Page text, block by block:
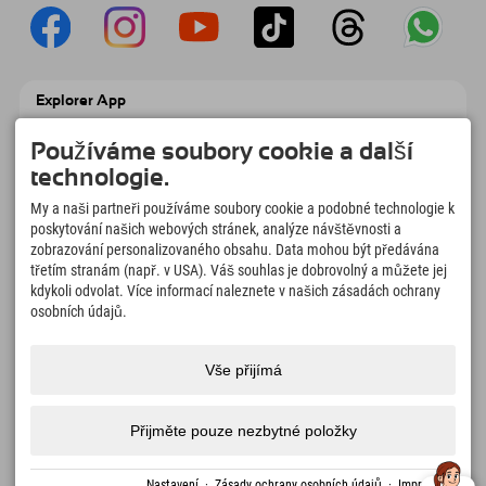
Explorer App
Explorer To Go s přehledem rezervací,
seznamem míst, která chcete navštívit,
přehledem restaurací a mnoha dalšími
Čas na chvilky objevitelů
166
Horská jezera a
4.634km
Stezky pro pěší turistiku a
Přístupnost tisk Certifikáty Volná Čeština
Používáme soubory cookie a další
technologie.
My a naši partneři používáme soubory cookie a podobné technologie k
poskytování našich webových stránek, analýze návštěvnosti a
zobrazování personalizovaného obsahu. Data mohou být předávána
třetím stranám (např. v USA). Váš souhlas je dobrovolný a můžete jej
kdykoli odvolat. Více informací naleznete v našich zásadách ochrany
osobních údajů.
Vše přijímá
Přijměte pouze nezbytné položky